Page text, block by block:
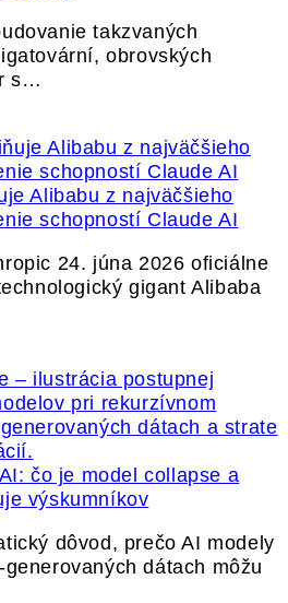
takzvaných
obrovských
s…
Alibabu z najväčšieho
schopností Claude AI
24. júna 2026 oficiálne
gigant Alibaba
čo je model collapse a
výskumníkov
dôvod, prečo AI modely
dátach môžu